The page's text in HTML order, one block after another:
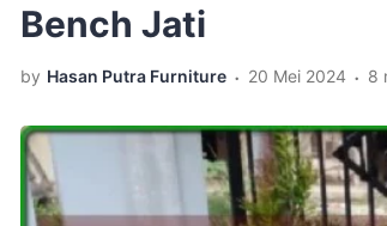
Bench Jati
by Hasan Putra Furniture . 20 Mei 2024 . 8